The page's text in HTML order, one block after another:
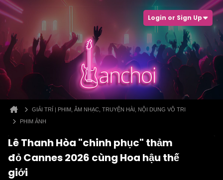
Login or Sign Up
GIẢI TRÍ | PHIM, ÂM NHẠC, TRUYỆN HÀI, NỘI DUNG VÔ TRI
PHIM ẢNH
Lê Thanh Hòa "chinh phục" thảm
đỏ Cannes 2026 cùng Hoa hậu thế
giới